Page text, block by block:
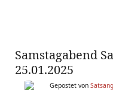
Samstagabend
25.01.2025
Gepostet von Satsang